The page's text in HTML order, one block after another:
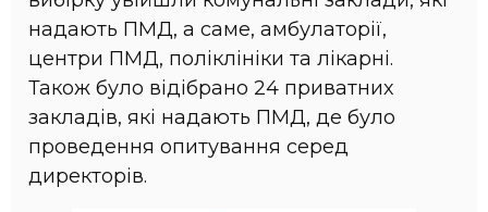
надають ПМД, а саме, амбулаторії,
центри ПМД, поліклініки та лікарні.
Також було відібрано 24 приватних
закладів, які надають ПМД, де було
проведення опитування серед
директорів.